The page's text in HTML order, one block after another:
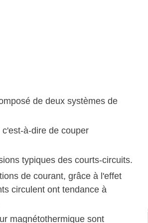
de deux systèmes de
à-dire de couper
typiques des courts-circuits.
de courant, grâce à l'effet
circulent ont tendance à
magnétothermique sont